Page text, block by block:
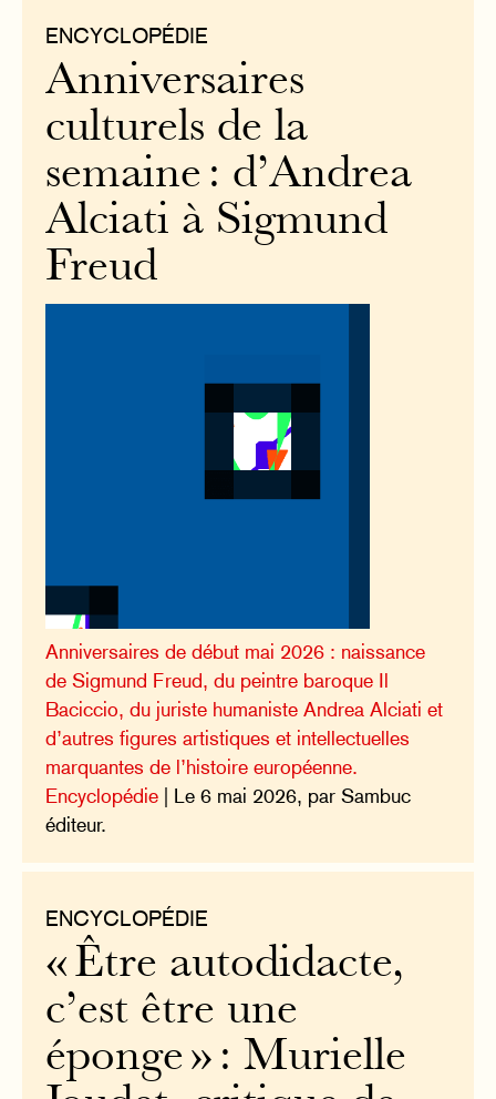
ENCYCLOPÉDIE
Anniversaires
culturels de la
semaine : d’Andrea
Alciati à Sigmund
Freud
Anniversaires de début mai 2026 : naissance
de Sigmund Freud, du peintre baroque Il
Baciccio, du juriste humaniste Andrea Alciati et
d’autres figures artistiques et intellectuelles
marquantes de l’histoire européenne.
Encyclopédie | Le 6 mai 2026, par Sambuc
éditeur.
ENCYCLOPÉDIE
« Être autodidacte,
c’est être une
éponge » : Murielle